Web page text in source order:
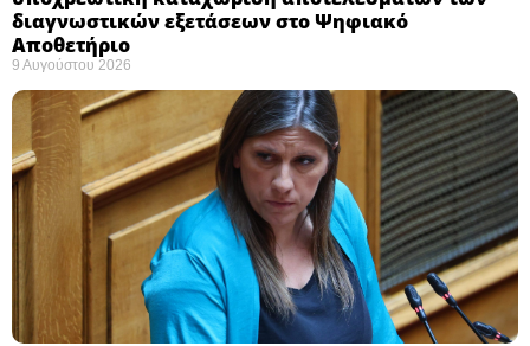
διαγνωστικών εξετάσεων στο Ψηφιακό
Αποθετήριο ​
9 Αυγούστου 2026